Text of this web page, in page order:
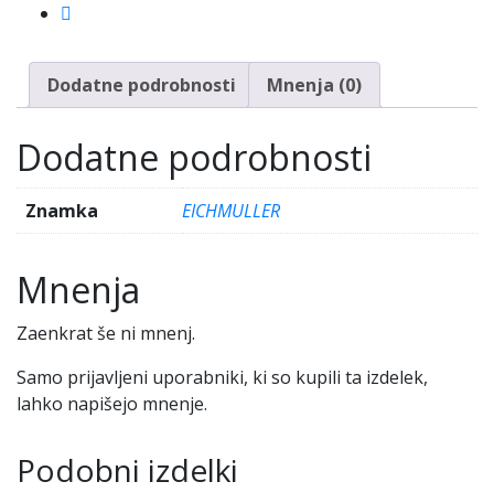
Dodatne podrobnosti Mnenja (0)
Dodatne podrobnosti
Znamka EICHMULLER
Mnenja
Zaenkrat še ni mnenj.
Samo prijavljeni uporabniki, ki so kupili ta izdelek,
lahko napišejo mnenje.
Podobni izdelki